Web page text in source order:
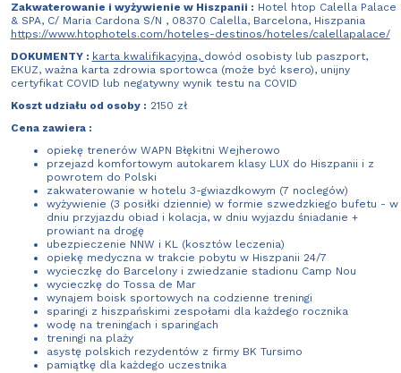
Zakwaterowanie i wyżywienie w Hiszpanii : Hotel htop Calella Palace
& SPA, C/ Maria Cardona S/N , 08370 Calella, Barcelona, Hiszpania
https://www.htophotels.com/hoteles-destinos/hoteles/calellapalace/
DOKUMENTY : karta kwalifikacyjna, dowód osobisty lub paszport,
EKUZ, ważna karta zdrowia sportowca (może być ksero), unijny
certyfikat COVID lub negatywny wynik testu na COVID
Koszt udziału od osoby : 2150 zł
Cena zawiera :
opiekę trenerów WAPN Błękitni Wejherowo
przejazd komfortowym autokarem klasy LUX do Hiszpanii i z
powrotem do Polski
zakwaterowanie w hotelu 3-gwiazdkowym (7 noclegów)
wyżywienie (3 posiłki dziennie) w formie szwedzkiego bufetu - w
dniu przyjazdu obiad i kolacja, w dniu wyjazdu śniadanie +
prowiant na drogę
ubezpieczenie NNW i KL (kosztów leczenia)
opiekę medyczna w trakcie pobytu w Hiszpanii 24/7
wycieczkę do Barcelony i zwiedzanie stadionu Camp Nou
wycieczkę do Tossa de Mar
wynajem boisk sportowych na codzienne treningi
sparingi z hiszpańskimi zespołami dla każdego rocznika
wodę na treningach i sparingach
treningi na plaży
asystę polskich rezydentów z firmy BK Tursimo
pamiątkę dla każdego uczestnika